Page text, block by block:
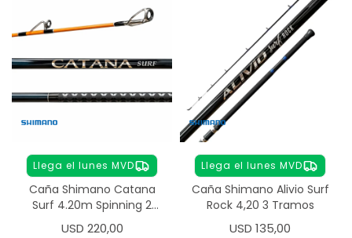
Llega el lunes MVD
Caña Shimano Catana
Surf 4.20m Spinning 2
Tramos
USD 220,00
Llega el lunes MVD
Caña Shimano Alivio Surf
Rock 4,20 3 Tramos
USD 135,00